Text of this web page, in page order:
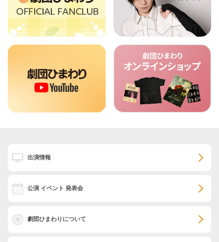
出演情報
公演 イベント 発表会
劇団ひまわりについて